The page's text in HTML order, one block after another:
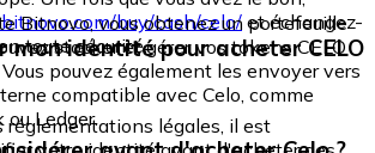
buy/cash/celo/ et échangez-
toute sécurité.
Bitnovo, vous obtenez un portefeuille
stocker et gérer vos tokens CELO
pouvez également les envoyer vers
compatible avec Celo, comme
ou Ledger.
mon identité pour acheter CELO
réglementations légales, il est